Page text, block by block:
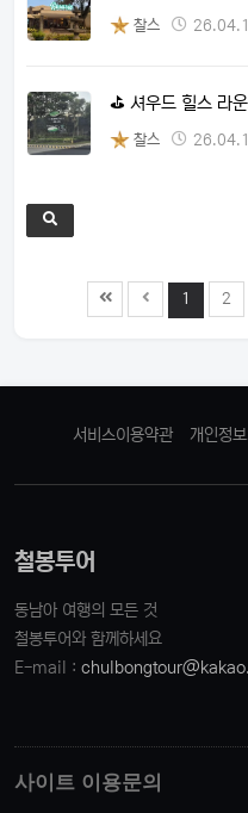
찰스
⛳ 셔우드 힐스 라
찰스
1 2
서비스이용약관 개인정
철봉투어
동남아 여행의 모든 것
철봉투어와 함께하세요
E-mail :
사이트 이용문의